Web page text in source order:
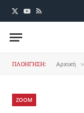
X
YouTube
RSS
ΠΛΟΗΓΗΣΗ: Αρχική »
ZOOM